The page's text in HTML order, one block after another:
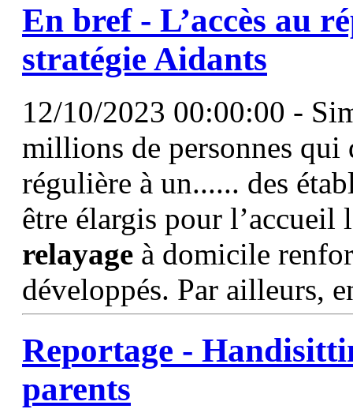
En bref - L’accès au
stratégie Aidants
12/10/2023 00:00:00 -
millions de personnes qui
régulière à un...... des
être élargis pour l’accueil
relayage à domicile
développés. Par ailleurs,
Reportage -
parents